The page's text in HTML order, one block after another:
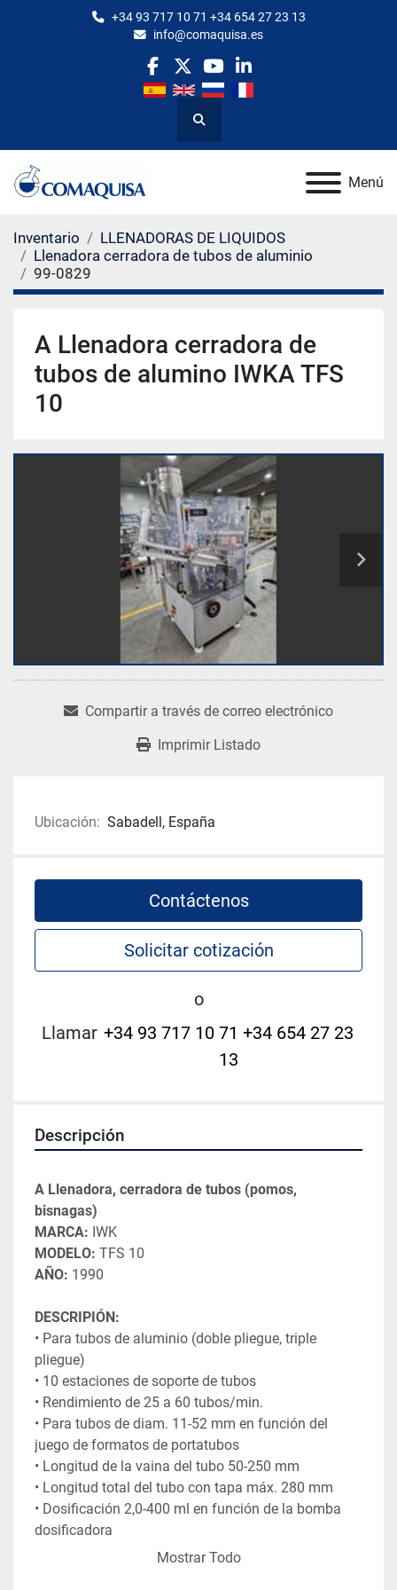
+34 93 717 10 71 +34 654 27 23 13
info@comaquisa.es
facebook
twitteryoutubelinkedin
Buscar
Menú
Inventario
LLENADORAS DE LIQUIDOS
Llenadora cerradora de tubos de aluminio
99-0829
A Llenadora cerradora de
tubos de alumino IWKA TFS
10
Compartir a través de correo electrónico
Imprimir Listado
Ubicación: Sabadell, España
Contáctenos
Solicitar cotización
o
Llamar +34 93 717 10 71 +34 654 27 23
13
Descripción
A Llenadora, cerradora de tubos (pomos,
bisnagas)
MARCA: IWK
MODELO: TFS 10
AÑO: 1990
DESCRIPIÓN:
• Para tubos de aluminio (doble pliegue, triple
pliegue)
• 10 estaciones de soporte de tubos
• Rendimiento de 25 a 60 tubos/min.
• Para tubos de diam. 11-52 mm en función del
juego de formatos de portatubos
• Longitud de la vaina del tubo 50-250 mm
• Longitud total del tubo con tapa máx. 280 mm
• Dosificación 2,0-400 ml en función de la bomba
dosificadora
• 2 bombas dosificadoras rotativas de paletas, 2-30
Mostrar Todo